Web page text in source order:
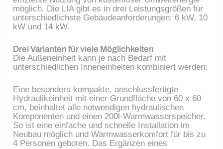
möglich. Die LIA gibt es in drei Leistungsgrößen für
unterschiedlichste Gebäudeanforderungen: 6 kW, 10
kW und 14 kW.
Drei Varianten für viele Möglichkeiten
Die Außeneinheit kann je nach Bedarf mit
unterschiedlichen Inneneinheiten kombiniert werden:
Eine besonders kompakte, anschlussfertigte
Hydraulikeinheit mit einer Grundfläche von 60 x 60
cm, beinhaltet alle notwendigen hydraulischen
Komponenten und einen 200l-Warmwasserspeicher.
So ist eine einfache und schnelle Installation im
Neubau möglich und Warmwasserkomfort für bis zu
4 Personen geboten. Das Ergänzen eines